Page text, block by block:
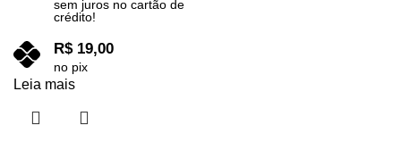
sem juros no cartão de
crédito!
R$19,00
no pix
Leia mais